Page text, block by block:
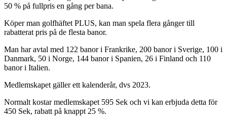
50 % på fullpris en gång per bana.
Köper man golfhäftet PLUS, kan man spela flera gånger till
rabatterat pris på de flesta banor.
Man har avtal med 122 banor i Frankrike, 200 banor i Sverige, 100 i
Danmark, 50 i Norge, 144 banor i Spanien, 26 i Finland och 110
banor i Italien.
Medlemskapet gäller ett kalenderår, dvs 2023.
Normalt kostar medlemskapet 595 Sek och vi kan erbjuda detta för
450 Sek, rabatt på knappt 25 %.